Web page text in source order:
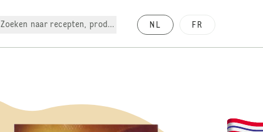
Zoeken naar recepten, producten, enz. NL FR